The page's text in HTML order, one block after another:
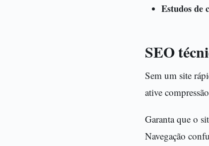
Estudos de
SEO
Sem um site
ative
Garanta que o
Navegação